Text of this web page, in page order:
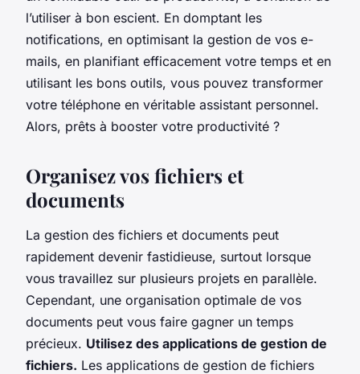
l’utiliser à bon escient. En domptant les
notifications, en optimisant la gestion de vos e-
mails, en planifiant efficacement votre temps et en
utilisant les bons outils, vous pouvez transformer
votre téléphone en véritable assistant personnel.
Alors, prêts à booster votre productivité ?
Organisez vos fichiers et
documents
La gestion des fichiers et documents peut
rapidement devenir fastidieuse, surtout lorsque
vous travaillez sur plusieurs projets en parallèle.
Cependant, une organisation optimale de vos
documents peut vous faire gagner un temps
précieux. Utilisez des applications de gestion de
fichiers. Les applications de gestion de fichiers